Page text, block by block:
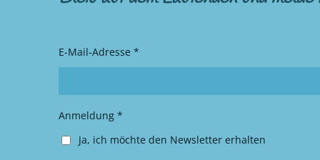
t
r
a
e
o
k
E-Mail-Adresse *
Anmeldung *
Ja, ich möchte den Newsletter erhalten